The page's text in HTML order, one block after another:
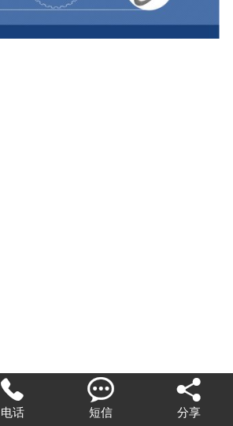

电话

短信

分享